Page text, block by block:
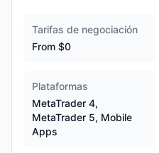
Tarifas de negociación
From $0
Plataformas
MetaTrader 4,
MetaTrader 5, Mobile
Apps